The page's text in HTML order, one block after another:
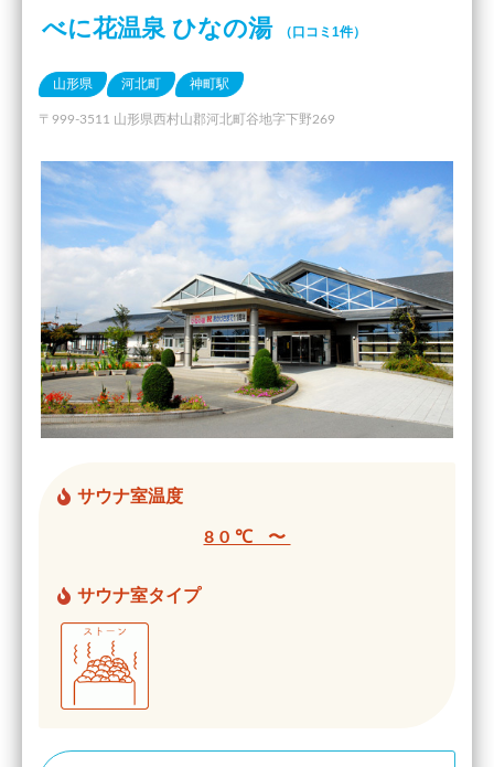
べに花温泉 ひなの湯 （口コミ1件）
山形県 河北町 神町駅
〒999-3511 山形県西村山郡河北町谷地字下野269
サウナ室温度
80℃ 〜
サウナ室タイプ